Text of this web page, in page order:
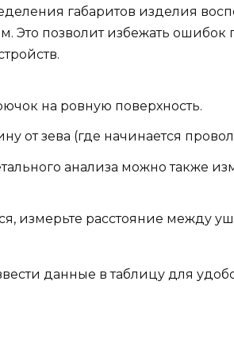
габаритов изделия
Это позволит избежать
на ровную поверхность.
от зева (где начинается
анализа можно также
измерьте расстояние между
данные в таблицу для